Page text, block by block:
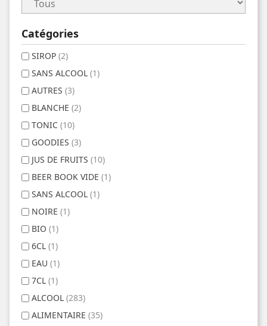
Catégories
SIROP (2)
SANS ALCOOL (1)
AUTRES (3)
BLANCHE (2)
TONIC (10)
GOODIES (3)
JUS DE FRUITS (10)
BEER BOOK VIDE (1)
SANS ALCOOL (1)
NOIRE (1)
BIO (1)
6CL (1)
EAU (1)
7CL (1)
ALCOOL (283)
ALIMENTAIRE (35)